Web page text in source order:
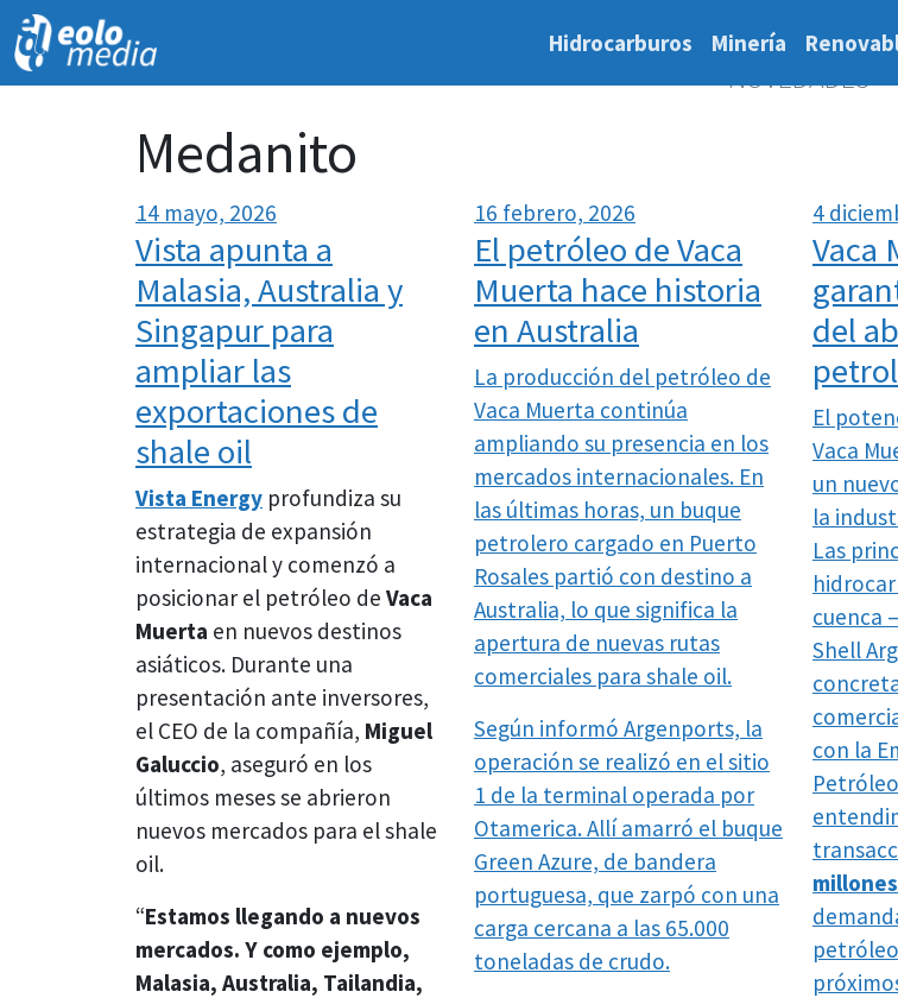
Hidrocarburos Minería
NOVEDADES
Medanito
14 mayo, 2026
Vista apunta a
Malasia, Australia y
Singapur para
ampliar las
exportaciones de
shale oil
Vista Energy profundiza su
estrategia de expansión
internacional y comenzó a
posicionar el petróleo de Vaca
Muerta en nuevos destinos
asiáticos. Durante una
presentación ante inversores,
el CEO de la compañía, Miguel
Galuccio, aseguró en los
últimos meses se abrieron
nuevos mercados para el shale
oil.
“Estamos llegando a nuevos
mercados. Y como ejemplo,
Malasia, Australia, Tailandia,
16 febrero, 2026
El petróleo de Vaca
Muerta hace historia
en Australia
La producción del petróleo de
Vaca Muerta continúa
ampliando su presencia en los
mercados internacionales. En
las últimas horas, un buque
petrolero cargado en Puerto
Rosales partió con destino a
Australia, lo que significa la
apertura de nuevas rutas
comerciales para shale oil.
Según informó Argenports, la
operación se realizó en el sitio
1 de la terminal operada por
Otamerica. Allí amarró el buque
Green Azure, de bandera
portuguesa, que zarpó con una
carga cercana a las 65.000
toneladas de crudo.
4
Vaca
del
El
Vaca
un
la
Las
cuenca
Shell
con la
millones